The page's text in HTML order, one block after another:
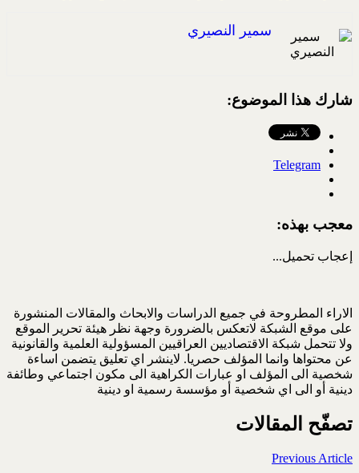
سمير النصيري
شارك هذا الموضوع:
Telegram
معجب بهذه:
إعجاب تحميل...
الاراء المطروحة في جميع الدراسات والابحاث والمقالات المنشورة
على موقع الشبكة لاتعكس بالضرورة وجهة نظر هيئة تحرير الموقع
ولا تتحمل شبكة الاقتصاديين العراقيين المسؤولية العلمية والقانونية
عن محتواها وانما المؤلف حصريا. لاينشر اي تعليق يتضمن اساءة
شخصية الى المؤلف او عبارات الكراهية الى مكون اجتماعي وطائفة
دينية أو الى اي شخصية أو مؤسسة رسمية او دينية
تصفّح المقالات
Previous Article